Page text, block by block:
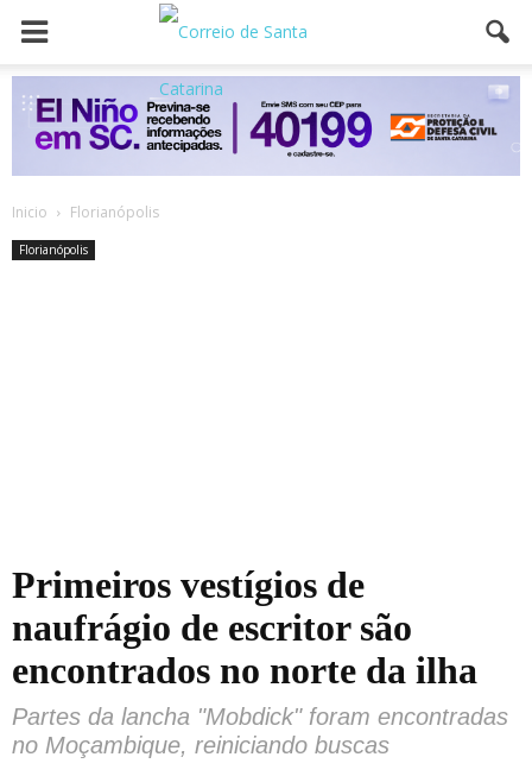
Inicio Florianópolis
Florianópolis
Primeiros vestígios de
naufrágio de escritor são
encontrados no norte da ilha
Partes da lancha "Mobdick" foram encontradas
no Moçambique, reiniciando buscas